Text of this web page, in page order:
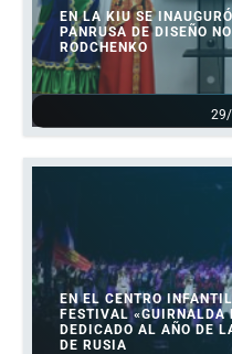
EN LA KIU SE
PANRUSA DE DISEÑO
RODCHENKO
EN EL CENTRO
FESTIVAL
DEDICADO AL AÑO DE
DE RUSIA